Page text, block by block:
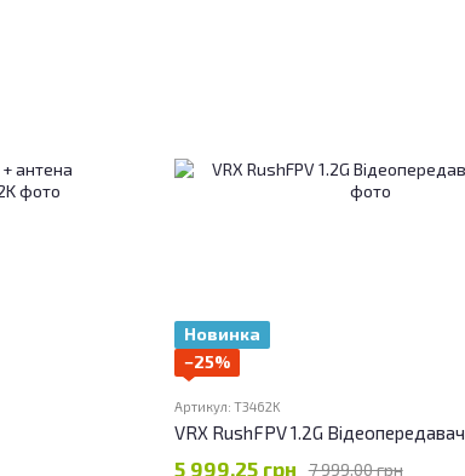
Новинка
−25%
Артикул: T3462K
VRX RushFPV 1.2G Відеопередавач
7 999.00 грн
5 999.25 грн